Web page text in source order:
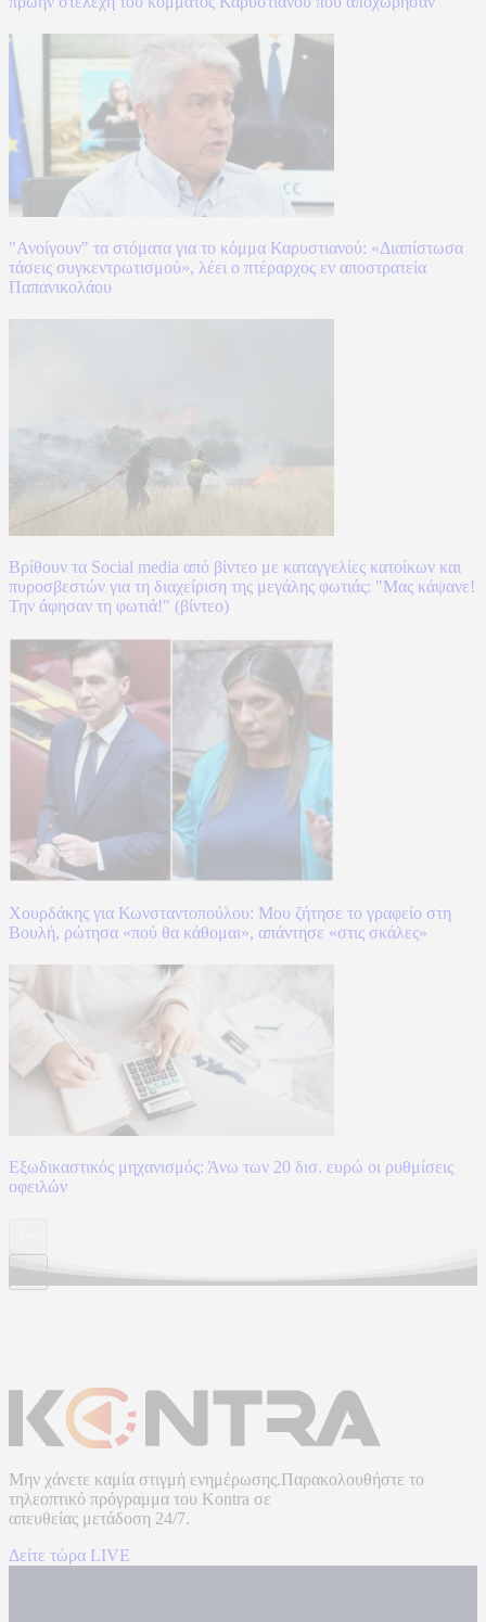
"Ανοίγουν" τα στόματα για το κόμμα Καρυστιανού: «Διαπίστωσα
τάσεις συγκεντρωτισμού», λέει ο πτέραρχος εν αποστρατεία
Παπανικολάου
Βρίθουν τα Social media από βίντεο με καταγγελίες κατοίκων και
πυροσβεστών για τη διαχείριση της μεγάλης φωτιάς: "Μας κάψανε!
Την άφησαν τη φωτιά!" (βίντεο)
Χουρδάκης για Κωνσταντοπούλου: Μου ζήτησε το γραφείο στη
Βουλή, ρώτησα «πού θα κάθομαι», απάντησε «στις σκάλες»
Εξωδικαστικός μηχανισμός: Άνω των 20 δισ. ευρώ οι ρυθμίσεις
οφειλών
Μην χάνετε καμία στιγμή ενημέρωσης.Παρακολουθήστε το
τηλεοπτικό πρόγραμμα του Kontra σε
απευθείας μετάδοση 24/7.
Δείτε τώρα LIVE